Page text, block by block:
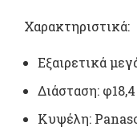
Χαρακτηριστικά:
Eξαιρετικά
Διάσταση:
Κυψέλη: